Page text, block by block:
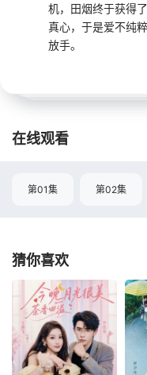
机，田烟终于获得
真心，于是爱不纯
放手。
在线观看
第01集 第02集
猜你喜欢